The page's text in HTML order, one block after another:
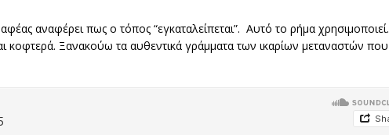
αναφέρει πως ο τόπος “εγκαταλείπεται”. Αυτό το ρήμα χρησιμοποιεί.
κοφτερά. Ξανακούω τα αυθεντικά γράμματα των ικαρίων μεταναστών που